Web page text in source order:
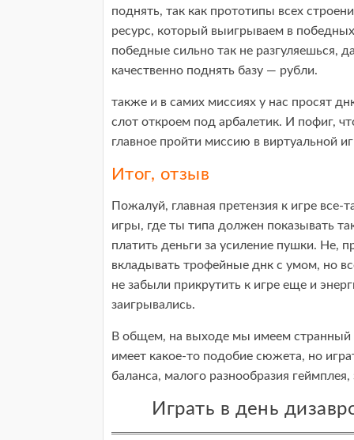
поднять, так как прототипы всех
ресурс, который выигрываем в
победные сильно так не разгуляешься,
качественно поднять базу — рубли.
также и в самих миссиях у нас просят
слот откроем под арбалетик. И пофиг,
главное пройти миссию в виртуальной
Итог, отзыв
Пожалуй, главная претензия к игре
игры, где ты типа должен показывать
платить деньги за усиление пушки. Не,
вкладывать трофейные днк с умом, но
не забыли прикрутить к игре еще и
заигрывались.
В общем, на выходе мы имеем странный
имеет какое-то подобие сюжета, но
баланса, малого разнообразия
Играть в день